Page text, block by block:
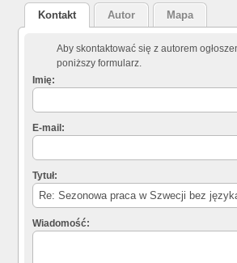
Kontakt Autor Mapa
Aby skontaktować się z autorem
poniższy formularz.
Imię:
E-mail:
Tytuł:
Wiadomość: